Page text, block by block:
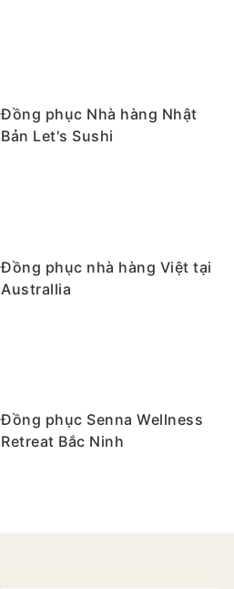
Đồng phục Nhà hàng Nhật
Bản Let's Sushi
Đồng phục nhà hàng Việt tại
Australlia
Đồng phục Senna Wellness
Retreat Bắc Ninh